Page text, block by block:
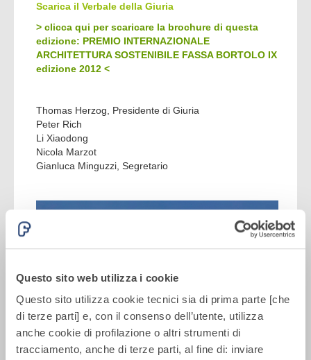
Questo sito web utilizza i cookie
Questo sito utilizza cookie tecnici sia di prima parte [che
di terze parti] e, con il consenso dell’utente, utilizza
anche cookie di profilazione o altri strumenti di
tracciamento, anche di terze parti, al fine di: inviare
Scarica il Verbale della Giuria
> clicca qui per scaricare la brochure di questa
edizione: PREMIO INTERNAZIONALE
ARCHITETTURA SOSTENIBILE FASSA BORTOLO IX
edizione 2012 <
Thomas Herzog, Presidente di Giuria
Peter Rich
Li Xiaodong
Nicola Marzot
Gianluca Minguzzi, Segretario